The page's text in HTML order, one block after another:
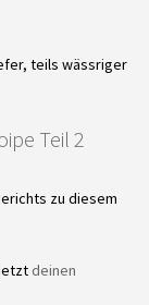
teils wässriger
Teil 2
zu diesem
deinen